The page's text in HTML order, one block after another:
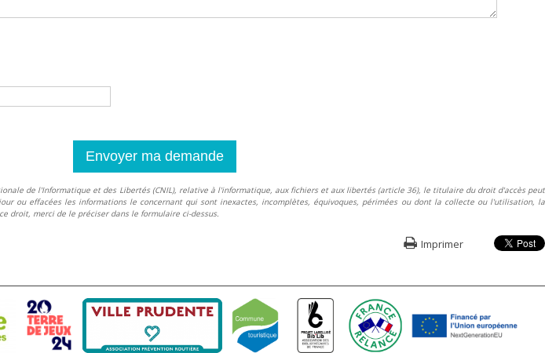
de l'Informatique et des Libertés (CNIL), relative à l'informatique, aux fichiers et aux libertés (article 36), le titulaire du droit d'accès peut
ou effacées les informations le concernant qui sont inexactes, incomplètes, équivoques, périmées ou dont la collecte ou l'utilisation, la
droit, merci de le préciser dans le formulaire ci-dessus.
Imprimer